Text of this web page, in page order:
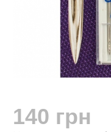
140 грн